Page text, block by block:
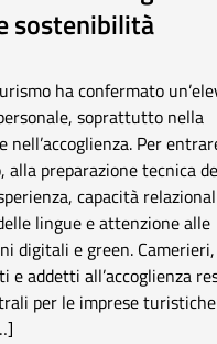
sostenibilità
ha confermato
soprattutto nella
nell’accoglienza. Per
alla preparazione tecnica
capacità
lingue e attenzione alle
digitali e green. Camerieri,
e addetti all’accoglienza
per le imprese